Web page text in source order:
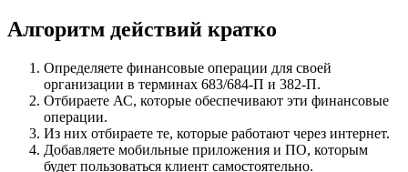
Алгоритм действий кратко
Определяете финансовые операции для своей
организации в терминах 683/684-П и 382-П.
Отбираете АС, которые обеспечивают эти финансовые
операции.
Из них отбираете те, которые работают через интернет.
Добавляете мобильные приложения и ПО, которым
будет пользоваться клиент самостоятельно.